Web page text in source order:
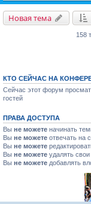
Новая тема
158
КТО СЕЙЧАС НА
Сейчас этот форум
гостей
ПРАВА ДОСТУПА
Вы не можете начинать
Вы не можете отвечать на
Вы не можете
Вы не можете удалять
Вы не можете добавлять